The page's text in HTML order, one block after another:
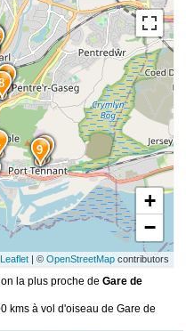
12
11
9
+
−
Leaflet| © OpenStreetMapcontributors
la plus proche deGare de
kms à vol d'oiseau de Gare de